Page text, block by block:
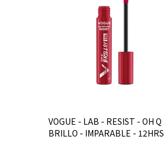
VOGUE - LAB - RESIST - OH Q
BRILLO - IMPARABLE - 12HRS